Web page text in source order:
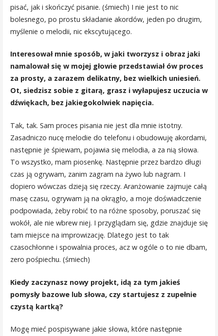
pisać, jak i skończyć pisanie. (śmiech) I nie jest to nic
bolesnego, po prostu składanie akordów, jeden po drugim,
myślenie o melodii, nic ekscytującego.
Interesował mnie sposób, w jaki tworzysz i obraz jaki
namalował się w mojej głowie przedstawiał ów proces
za prosty, a zarazem delikatny, bez wielkich uniesień.
Ot, siedzisz sobie z gitarą, grasz i wyłapujesz uczucia w
dźwiękach, bez jakiegokolwiek napięcia.
Tak, tak. Sam proces pisania nie jest dla mnie istotny.
Zasadniczo nucę melodie do telefonu i obudowuję akordami,
następnie je śpiewam, pojawia się melodia, a za nią słowa.
To wszystko, mam piosenkę. Następnie przez bardzo długi
czas ją ogrywam, zanim zagram na żywo lub nagram. I
dopiero wówczas dzieją się rzeczy. Aranżowanie zajmuje całą
masę czasu, ogrywam ją na okrągło, a moje doświadczenie
podpowiada, żeby robić to na różne sposoby, poruszać się
wokół, ale nie wbrew niej. I przyglądam się, gdzie znajduje się
tam miejsce na improwizację. Dlatego jest to tak
czasochłonne i spowalnia proces, acz w ogóle o to nie dbam,
zero pośpiechu. (śmiech)
Kiedy zaczynasz nowy projekt, idą za tym jakieś
pomysły bazowe lub słowa, czy startujesz z zupełnie
czystą kartką?
Mogę mieć pospisywane jakie słowa, które następnie